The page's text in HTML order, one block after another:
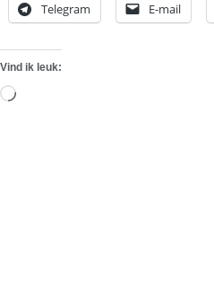
Telegram E-mail
Vind ik leuk:
Aan